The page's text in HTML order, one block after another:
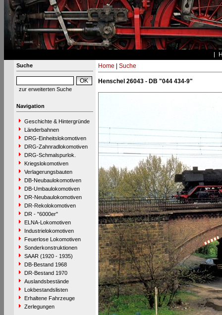
Suche
zur erweiterten Suche
Navigation
Geschichte & Hintergründe
Länderbahnen
DRG-Einheitslokomotiven
DRG-Zahnradlokomotiven
DRG-Schmalspurlok.
Kriegslokomotiven
Verlagerungsbauten
DB-Neubaulokomotiven
DB-Umbaulokomotiven
DR-Neubaulokomotiven
DR-Rekolokomotiven
DR - "6000er"
ELNA-Lokomotiven
Industrielokomotiven
Feuerlose Lokomotiven
Sonderkonstruktionen
SAAR (1920 - 1935)
DB-Bestand 1968
DR-Bestand 1970
Auslandsbestände
Lokbestandslisten
Erhaltene Fahrzeuge
Zerlegungen
Home Suche
Henschel 26043 - DB "044 434-9"